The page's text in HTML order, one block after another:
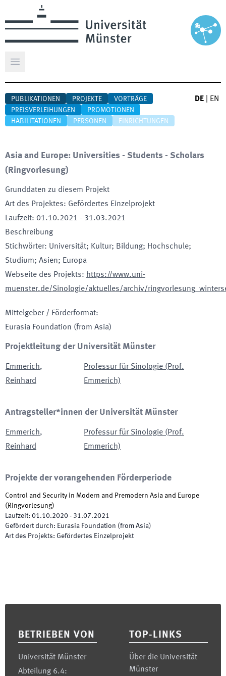
Hauptmenü öffnen
PUBLIKATIONEN PROJEKTE
VORTRÄGE
PREISVERLEIHUNGEN
PROMOTIONEN
HABILITATIONEN
PERSONEN EINRICHTUNGEN
DE EN
Asia and Europe: Universities - Students - Scholars
(Ringvorlesung)
Grunddaten zu diesem Projekt
Art des Projektes: Gefördertes Einzelprojekt
Laufzeit: 01.10.2021 - 31.03.2021
Beschreibung
Stichwörter: Universität; Kultur; Bildung; Hochschule;
Studium; Asien; Europa
Webseite des Projekts: https://www.uni-
muenster.de/Sinologie/aktuelles/archiv/
Mittelgeber / Förderformat:
Eurasia Foundation (from Asia)
Projektleitung der Universität Münster
Emmerich,
Reinhard
Professur für Sinologie (Prof.
Emmerich)
Antragsteller*innen der Universität Münster
Emmerich,
Reinhard
Professur für Sinologie (Prof.
Emmerich)
Projekte der vorangehenden Förderperiode
Control and Security in Modern and Premodern Asia and Europe
(Ringvorlesung)
Laufzeit: 01.10.2020 - 31.07.2021
Gefördert durch: Eurasia Foundation (from Asia)
Art des Projekts: Gefördertes Einzelprojekt
BETRIEBEN VON
Universität Münster
Abteilung 6.4:
TOP-LINKS
Über die Universität
Münster